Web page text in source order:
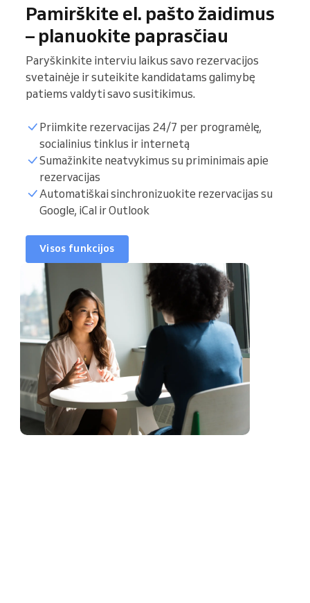
kalendorių
Pamirškite el. pašto žaidimus
– planuokite paprasčiau
Paryškinkite interviu laikus savo rezervacijos
svetainėje ir suteikite kandidatams galimybę
patiems valdyti savo susitikimus.
Priimkite rezervacijas 24/7 per programėlę,
socialinius tinklus ir internetą
Sumažinkite neatvykimus su priminimais apie
rezervacijas
Automatiškai sinchronizuokite rezervacijas su
Google, iCal ir Outlook
Visos funkcijos